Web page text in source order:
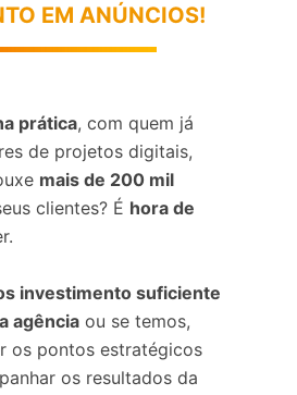
EM ANÚNCIOS!
prática, com quem já
de projetos digitais,
mais de 200 mil
clientes? É hora de
investimento suficiente
agência ou se temos,
os pontos estratégicos
os resultados da